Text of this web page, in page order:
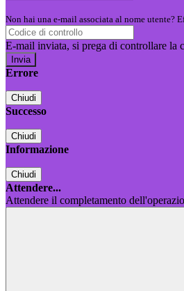
Non hai una e-mail associata al nome utente?
E-mail inviata, si prega di controllare la
Errore
Chiudi
Successo
Chiudi
Informazione
Chiudi
Attendere...
Attendere il completamento